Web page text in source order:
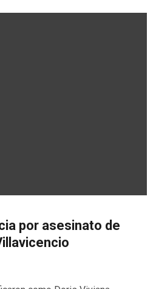
por asesinato de